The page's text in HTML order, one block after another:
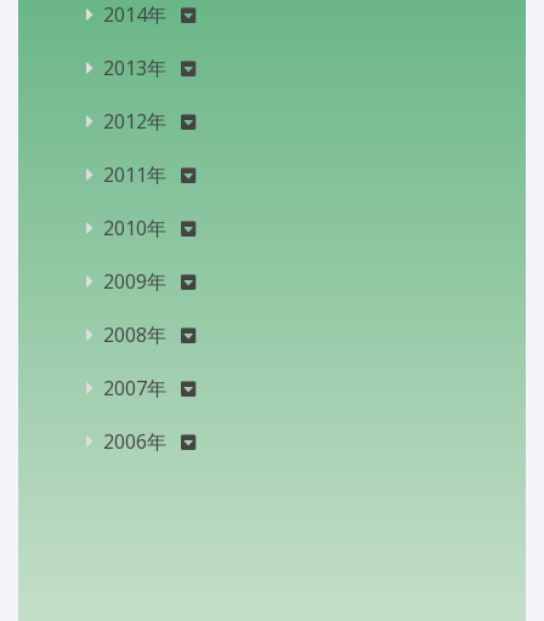
2014年
2013年
2012年
2011年
2010年
2009年
2008年
2007年
2006年